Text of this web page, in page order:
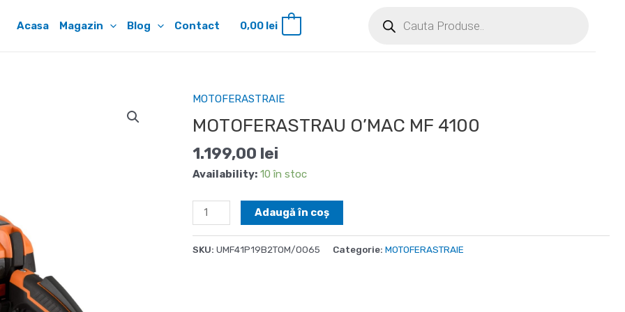
Acasa Magazin Blog Contact 0,00 lei
MOTOFERASTRAIE
MOTOFERASTRAU O’MAC MF 4100
1.199,00 lei
Availability: 10 în stoc
Cantitate
MOTOFERASTRAU
Adaugă în coș
SKU: UMF41P19B2TOM/0065 Categorie: MOTOFERASTRAIE